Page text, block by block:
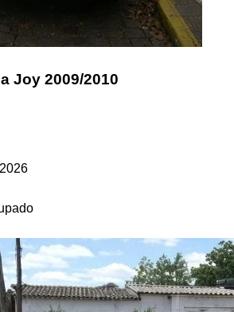
Joy 2009/2010